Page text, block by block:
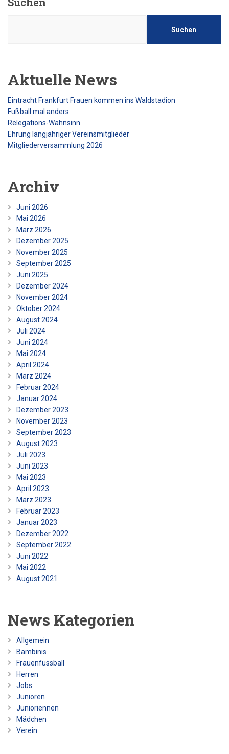
Suchen
Aktuelle News
Eintracht Frankfurt Frauen kommen ins Waldstadion
Fußball mal anders
Relegations-Wahnsinn
Ehrung langjähriger Vereinsmitglieder
Mitgliederversammlung 2026
Archiv
Juni 2026
Mai 2026
März 2026
Dezember 2025
November 2025
September 2025
Juni 2025
Dezember 2024
November 2024
Oktober 2024
August 2024
Juli 2024
Juni 2024
Mai 2024
April 2024
März 2024
Februar 2024
Januar 2024
Dezember 2023
November 2023
September 2023
August 2023
Juli 2023
Juni 2023
Mai 2023
April 2023
März 2023
Februar 2023
Januar 2023
Dezember 2022
September 2022
Juni 2022
Mai 2022
August 2021
News Kategorien
Allgemein
Bambinis
Frauenfussball
Herren
Jobs
Junioren
Junioriennen
Mädchen
Verein